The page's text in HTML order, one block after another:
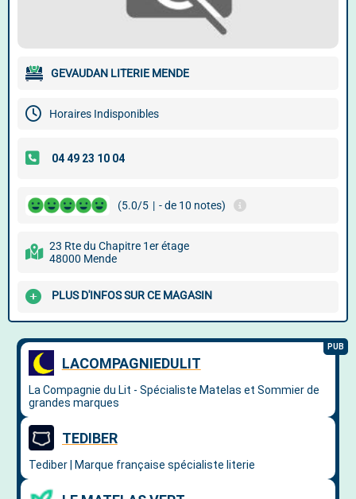
GEVAUDAN LITERIE MENDE
Horaires Indisponibles
(5.0/5 | - de 10 notes)
23 Rte du Chapitre 1er étage
48000 Mende
PLUS D'INFOS SUR CE MAGASIN